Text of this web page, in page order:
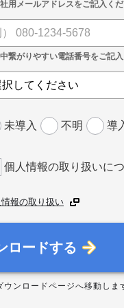
未導入 不明 導
個人情報の取り扱いに
報の取り扱い
ロードする
ウンロードページへ移動しま